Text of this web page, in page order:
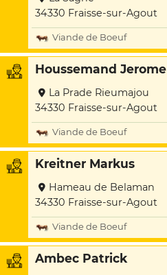
34330 Fraisse-sur-Agout
Viande de Boeuf
Houssemand Jerome
La Prade Rieumajou
34330 Fraisse-sur-Agout
Viande de Boeuf
Kreitner Markus
Hameau de Belaman
34330 Fraisse-sur-Agout
Viande de Boeuf
Ambec Patrick